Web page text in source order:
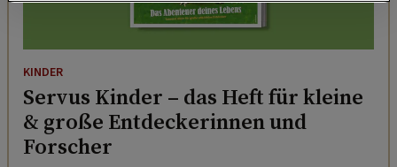
KINDER
Servus Kinder – das Heft für kleine
& große Entdeckerinnen und
Forscher